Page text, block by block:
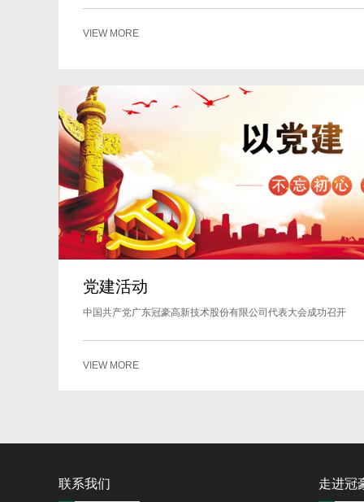
VIEW MORE
党建活动
中国共产党广东冠豪高新技术股份有限公司代表大会成功召开
VIEW MORE
联系我们 走进冠